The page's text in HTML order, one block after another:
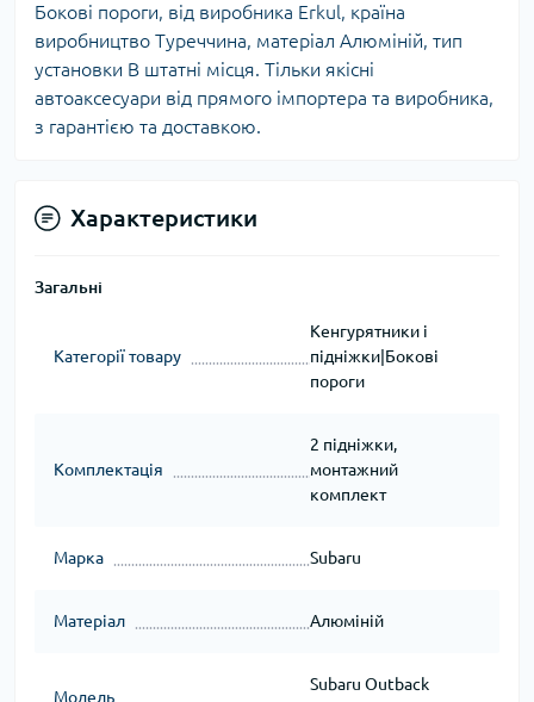
Бокові пороги, від виробника Erkul, країна
виробництво Туреччина, матеріал Алюміній, тип
установки В штатні місця. Тільки якісні
автоаксесуари від прямого імпортера та виробника,
з гарантією та доставкою.
Характеристики
Загальні
Категорії товару
Кенгурятники і
підніжки|Бокові
пороги
Комплектація
2 підніжки,
монтажний
комплект
Марка Subaru
Матеріал Алюміній
Модель
Subaru Outback